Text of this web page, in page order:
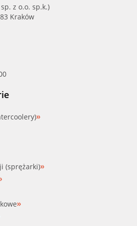
z o.o. sp.k.)
Kraków
(sprężarki)